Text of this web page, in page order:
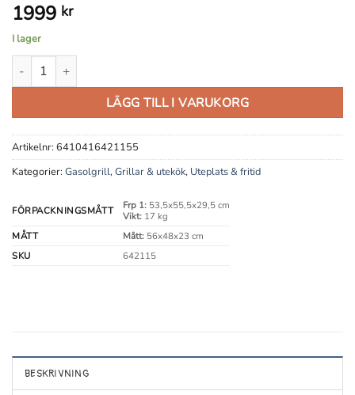
1999 kr
I lager
Gasolgrill Plate 3 mängd
LÄGG TILL I VARUKORG
Artikelnr: 6410416421155
Kategorier: Gasolgrill,Grillar & utekök, Uteplats & fritid
FÖRPACKNINGSMÅTT Frp 1:53,5x55,5x29,5 cm
Vikt:17 kg
MÅTT
Mått:56x48x23 cm
SKU
642115
BESKRIVNING